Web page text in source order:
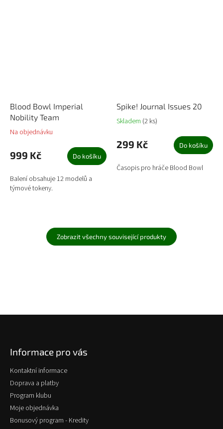
Blood Bowl Imperial
Nobility Team
Na objednávku
999 Kč Do košíku
Balení obsahuje 12 modelů a
týmové tokeny.
Spike! Journal Issues 20
Skladem (2 ks)
299 Kč Do košíku
Časopis pro hráče Blood Bowl
Zobrazit všechny související produkty
Informace pro vás
Kontaktní informace
Doprava a platby
Program klubu
Moje objednávka
Bonusový program - Kredity